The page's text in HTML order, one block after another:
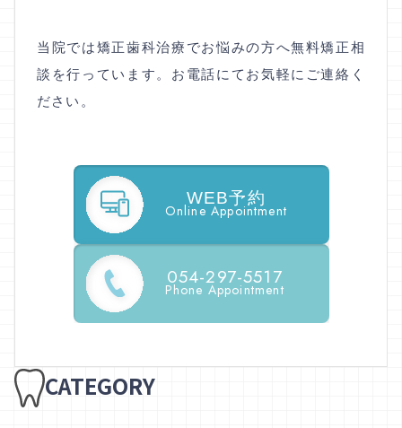
当院では矯正歯科治療でお悩みの方へ無料矯正相
談を行っています。お電話にてお気軽にご連絡く
ださい。
WEB予約
Online Appointment
054-297-5517
Phone Appointment
CATEGORY